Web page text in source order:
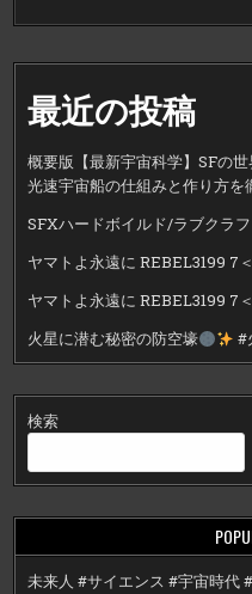
最近の投稿
概要版【最新宇宙科学】SFの
光速宇宙船の仕組みと作り方を
SFXハードボイルド/ラブクラフ
ヤマトよ永遠に REBEL3199 7
ヤマトよ永遠に REBEL3199 7
火星に潜む秘密の防空壕
#
検索
未来人 #サイエンス #宇宙時代